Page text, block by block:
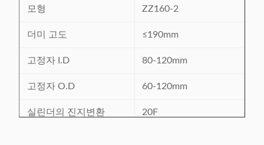
모형 ZZ160-2
더미 고도 ≤190mm
고정자 I.D 80-120mm
고정자 O.D 60-120mm
실린더의 진지변환 20F